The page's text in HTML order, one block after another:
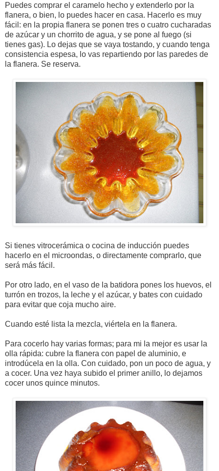
Puedes comprar el caramelo hecho y extenderlo por la
flanera, o bien, lo puedes hacer en casa. Hacerlo es muy
fácil: en la propia flanera se ponen tres o cuatro cucharadas
de azúcar y un chorrito de agua, y se pone al fuego (si
tienes gas). Lo dejas que se vaya tostando, y cuando tenga
consistencia espesa, lo vas repartiendo por las paredes de
la flanera. Se reserva.
Si tienes vitrocerámica o cocina de inducción puedes
hacerlo en el microondas, o directamente comprarlo, que
será más fácil.
Por otro lado, en el vaso de la batidora pones los huevos, el
turrón en trozos, la leche y el azúcar, y bates con cuidado
para evitar que coja mucho aire.
Cuando esté lista la mezcla, viértela en la flanera.
Para cocerlo hay varias formas; para mi la mejor es usar la
olla rápida: cubre la flanera con papel de aluminio, e
introdúcela en la olla. Con cuidado, pon un poco de agua, y
a cocer. Una vez haya subido el primer anillo, lo dejamos
cocer unos quince minutos.